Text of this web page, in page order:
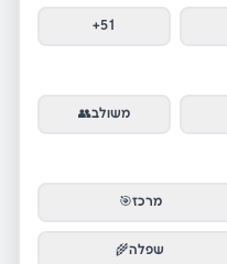
51+
משולב👥
מרכז🎯
שפלה🌾